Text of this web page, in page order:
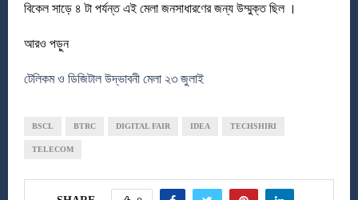
বিকেল সাড়ে ৪ টা পর্যন্ত এই মেলা জনসাধারণের জন্য উম্মুক্ত ছিল ।
আরও পড়ুন
টেলিকম ও ডিজিটাল উদ্ভাবনী মেলা ২৩ জুলাই
BSCL BTRC DIGITAL FAIR IDEA TECHSHIRI
TELECOM